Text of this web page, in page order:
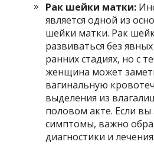
Рак шейки матки:
является одной из
шейки матки. Рак
развиваться без
ранних стадиях, но с
женщина может
вагинальную
выделения из
половом акте. Если
симптомы, важно
диагностики и лечения.